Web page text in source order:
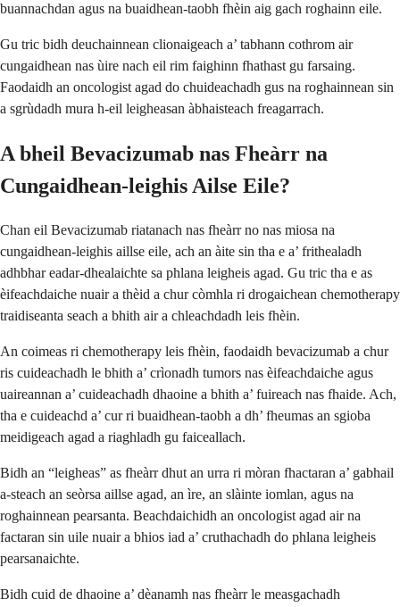
buannachdan agus na buaidhean-taobh fhèin aig gach roghainn eile.
Gu tric bidh deuchainnean clionaigeach a’ tabhann cothrom air
cungaidhean nas ùire nach eil rim faighinn fhathast gu farsaing.
Faodaidh an oncologist agad do chuideachadh gus na roghainnean sin
a sgrùdadh mura h-eil leigheasan àbhaisteach freagarrach.
A bheil Bevacizumab nas Fheàrr na
Cungaidhean-leighis Ailse Eile?
Chan eil Bevacizumab riatanach nas fheàrr no nas miosa na
cungaidhean-leighis aillse eile, ach an àite sin tha e a’ frithealadh
adhbhar eadar-dhealaichte sa phlana leigheis agad. Gu tric tha e as
èifeachdaiche nuair a thèid a chur còmhla ri drogaichean chemotherapy
traidiseanta seach a bhith air a chleachdadh leis fhèin.
An coimeas ri chemotherapy leis fhèin, faodaidh bevacizumab a chur
ris cuideachadh le bhith a’ crìonadh tumors nas èifeachdaiche agus
uaireannan a’ cuideachadh dhaoine a bhith a’ fuireach nas fhaide. Ach,
tha e cuideachd a’ cur ri buaidhean-taobh a dh’ fheumas an sgioba
meidigeach agad a riaghladh gu faiceallach.
Bidh an “leigheas” as fheàrr dhut an urra ri mòran fhactaran a’ gabhail
a-steach an seòrsa aillse agad, an ìre, an slàinte iomlan, agus na
roghainnean pearsanta. Beachdaichidh an oncologist agad air na
factaran sin uile nuair a bhios iad a’ cruthachadh do phlana leigheis
pearsanaichte.
Bidh cuid de dhaoine a’ dèanamh nas fheàrr le measgachadh